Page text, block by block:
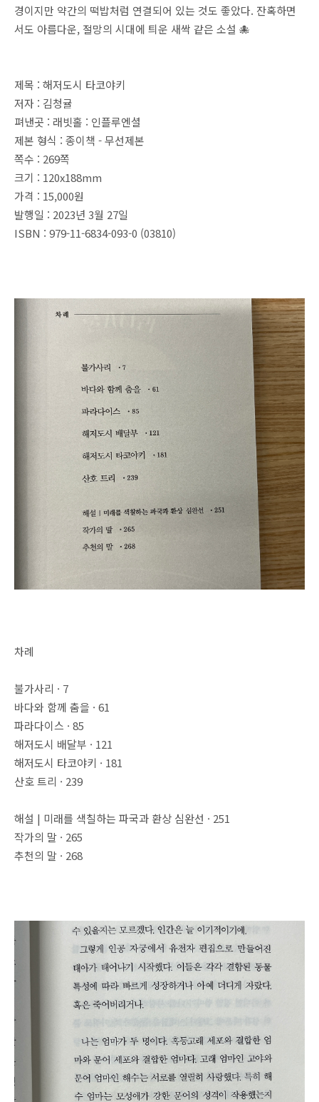
경이지만 약간의 떡밥처럼 연결되어 있는 것도 좋았다. 잔혹하면
서도 아름다운, 절망의 시대에 틔운 새싹 같은 소설 🐙
제목 : 해저도시 타코야키
저자 : 김청귤
펴낸곳 : 래빗홀 : 인플루엔셜
제본 형식 : 종이책 - 무선제본
쪽수 : 269쪽
크기 : 120x188mm
가격 : 15,000원
발행일 : 2023년 3월 27일
ISBN : 979-11-6834-093-0 (03810)
차례
불가사리 · 7
바다와 함께 춤을 · 61
파라다이스 · 85
해저도시 배달부 · 121
해저도시 타코야키 · 181
산호 트리 · 239
해설 | 미래를 색칠하는 파국과 환상 심완선 · 251
작가의 말 · 265
추천의 말 · 268